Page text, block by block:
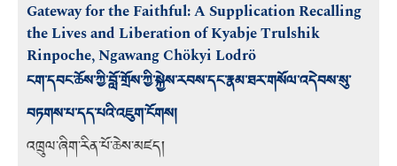
Gateway for the Faithful: A Supplication Recalling
the Lives and Liberation of Kyabje Trulshik
Rinpoche, Ngawang Chökyi Lodrö
ངག་དབང་ཆོས་ཀྱི་བློ་གྲོས་ཀྱི་སྐྱེས་རབས་དང་རྣམ་ཐར་གསོལ་འདེབས་སུ་
བཏགས་པ་དད་པའི་འཇུག་ངོགས།
འཁྲུལ་ཞིག་རིན་པོ་ཆེས་མཛད།